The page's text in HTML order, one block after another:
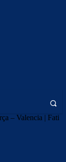
– Valencia | Fati